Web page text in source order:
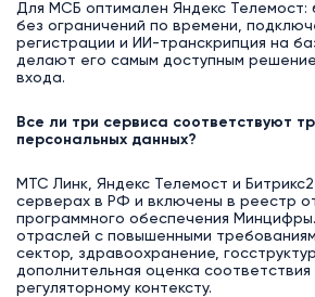
Для МСБ оптимален Яндекс Телемост:
без ограничений по времени,
регистрации и ИИ-транскрипция на
делают его самым доступным
входа.
Все ли три сервиса соответствуют
персональных данных?
МТС Линк, Яндекс Телемост и
серверах в РФ и включены в реестр
программного обеспечения
отраслей с повышенными
сектор, здравоохранение,
дополнительная оценка соответствия
регуляторному контексту.